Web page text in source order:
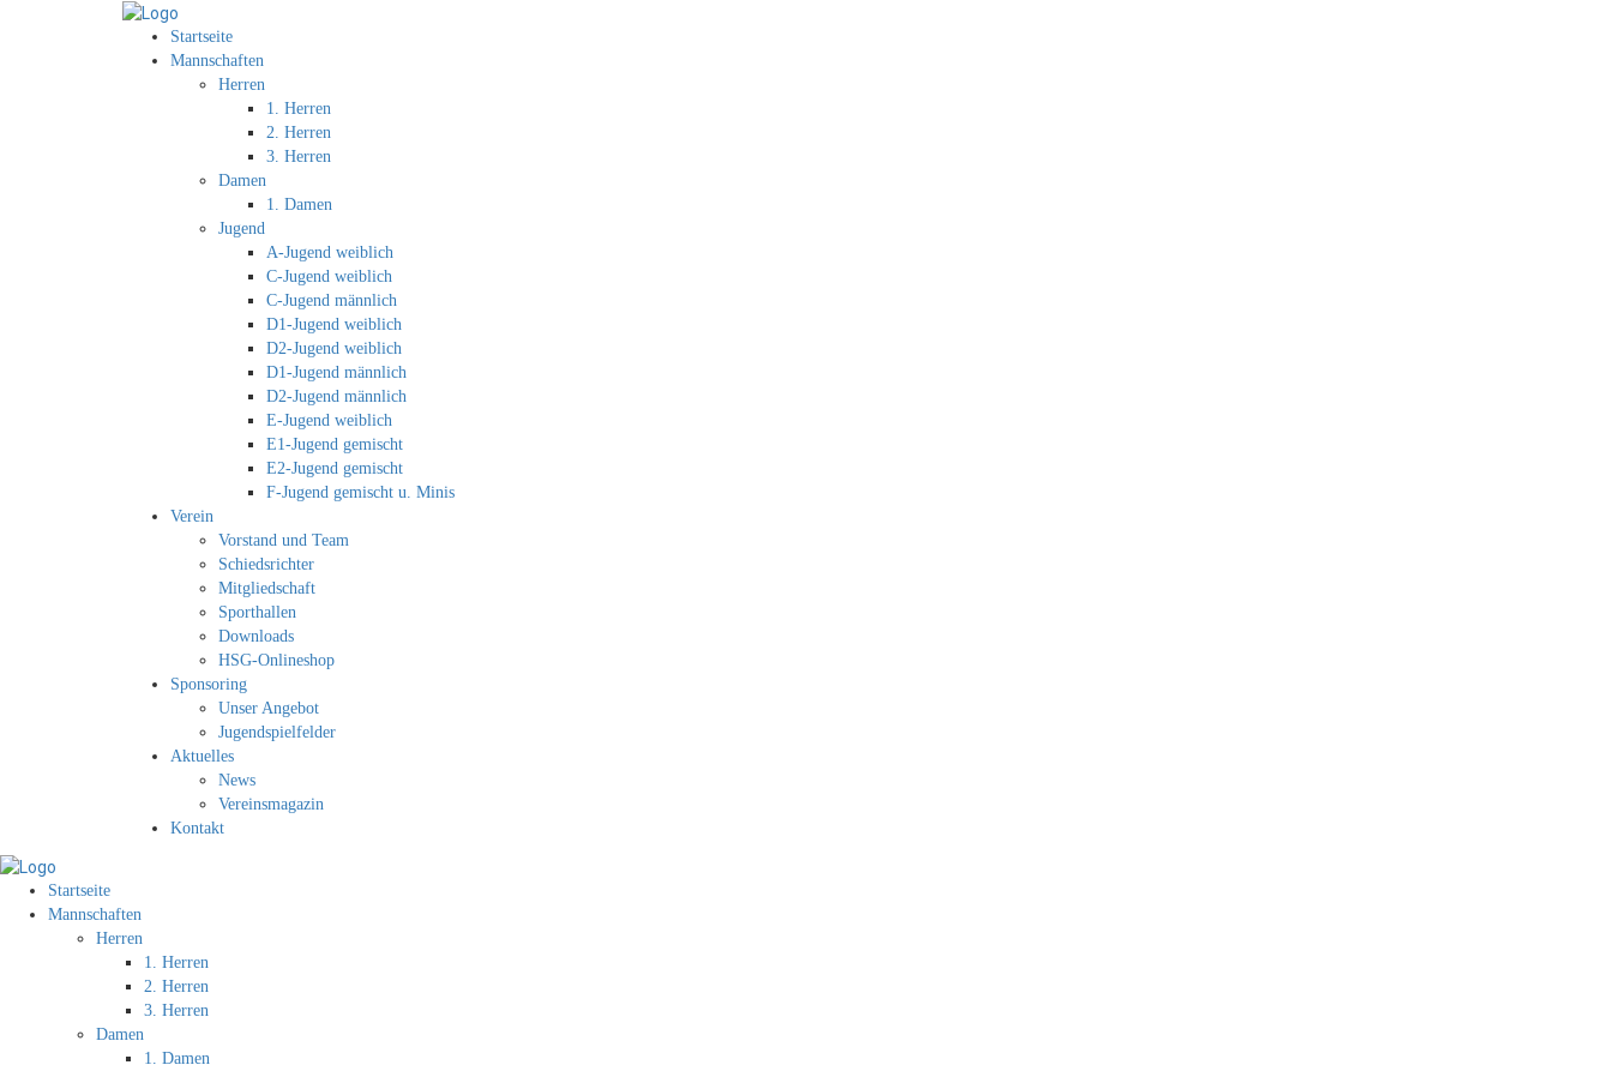
Startseite
Mannschaften
Herren
1. Herren
2. Herren
3. Herren
Damen
1. Damen
Jugend
A-Jugend weiblich
C-Jugend weiblich
C-Jugend männlich
D1-Jugend weiblich
D2-Jugend weiblich
D1-Jugend männlich
D2-Jugend männlich
E-Jugend weiblich
E1-Jugend gemischt
E2-Jugend gemischt
F-Jugend gemischt u. Minis
Verein
Vorstand und Team
Schiedsrichter
Mitgliedschaft
Sporthallen
Downloads
HSG-Onlineshop
Sponsoring
Unser Angebot
Jugendspielfelder
Aktuelles
News
Vereinsmagazin
Kontakt
Startseite
Mannschaften
Herren
1. Herren
2. Herren
3. Herren
Damen
1. Damen